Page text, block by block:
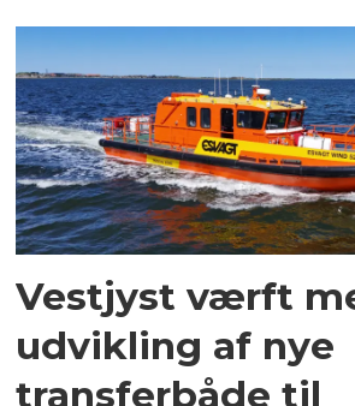
Vestjyst værft
udvikling af nye
transferbåde til